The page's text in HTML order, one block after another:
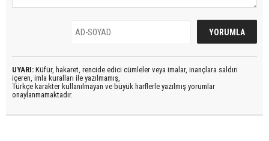
UYARI: Küfür, hakaret, rencide edici cümleler veya imalar, inançlara saldırı
içeren, imla kuralları ile yazılmamış,
Türkçe karakter kullanılmayan ve büyük harflerle yazılmış yorumlar
onaylanmamaktadır.